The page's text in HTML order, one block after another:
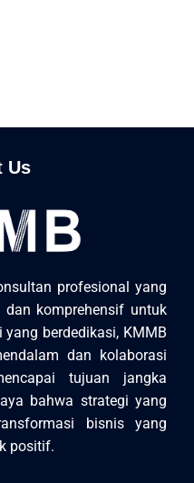
Us
profesional yang
komprehensif untuk
berdedikasi, KMMB
dan kolaborasi
tujuan jangka
bahwa strategi yang
bisnis yang
positif.